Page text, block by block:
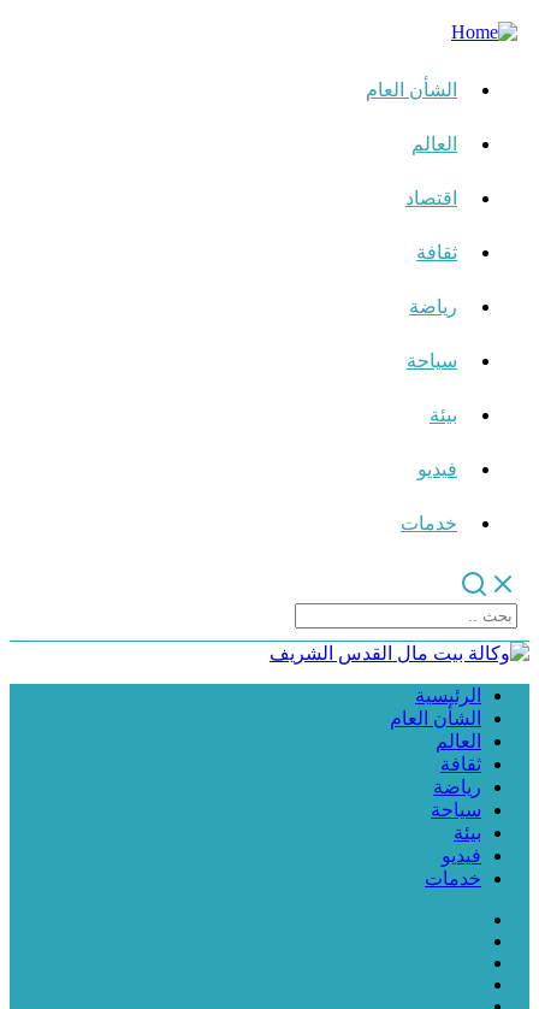
الشأن العام
العالم
اقتصاد
ثقافة
رياضة
سياحة
بيئة
فيديو
خدمات
الرئيسية
الشأن العام
العالم
ثقافة
رياضة
سياحة
بيئة
فيديو
خدمات